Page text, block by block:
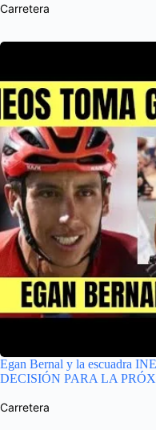
Carretera
Egan Bernal y la escuadra
DECISIÓN PARA LA
Carretera